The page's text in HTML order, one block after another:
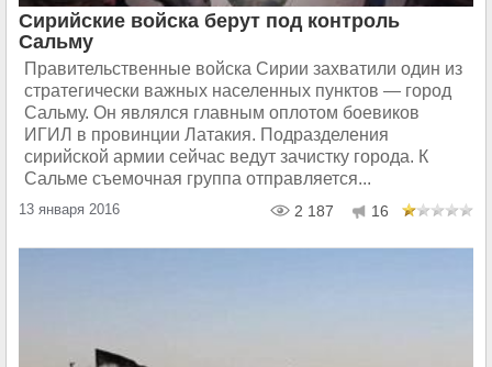
Сирийские войска берут под контроль
Сальму
Правительственные войска Сирии захватили один из
стратегически важных населенных пунктов — город
Сальму. Он являлся главным оплотом боевиков
ИГИЛ в провинции Латакия. Подразделения
сирийской армии сейчас ведут зачистку города. К
Сальме съемочная группа отправляется...
13 января 2016 2 187 16